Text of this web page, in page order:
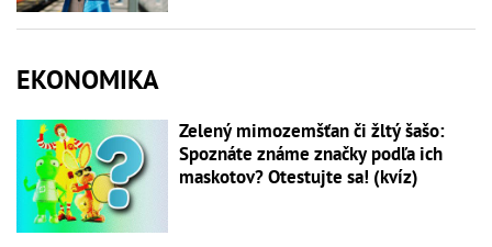
EKONOMIKA
Zelený mimozemšťan či žltý šašo:
Spoznáte známe značky podľa ich
maskotov? Otestujte sa! (kvíz)